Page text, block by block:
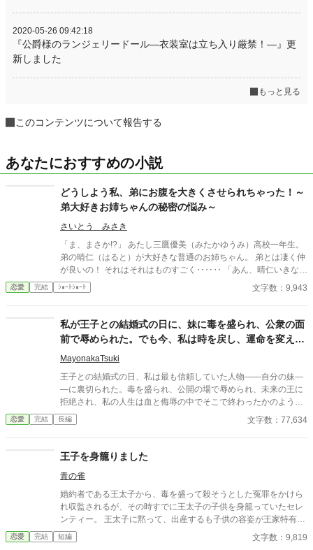
2020-05-26 09:42:18
『公爵様のランジェリードール―衣装室は立ち入り厳禁！―』更
新しました
もっと見る
このコンテンツについて報告する
あなたにおすすめの小説
どうしよう私、弟にお腹を大きくさせられちゃった！～
弟大好きお姉ちゃんの秘密の悩み～
さいとう みさき
「ま、まさか!?」 あたし三鷹優美（みたかゆうみ）高校一年生。
弟の晴仁（はると）が大好きな普通のお姉ちゃん。 弟とは凄く仲
が良いの！ それはそれはものすごく‥‥‥ 「あん、晴仁いきなり
そんなのお口に入らないよぉ～♡」 そんな関係のあたしたち。 で
もある日トイレであたしはアレが来そうなのになかなか来ないの
お腹が出て来てる!?」 お姉ちゃんの秘密の悩みです。
恋愛 完結 ｼｮｰﾄｼｮｰﾄ 文字数：9,943
私が王子との結婚式の日に、妹に毒を盛られ、公衆の面
前で辱められた。でも今、私は時を戻し、運命を変えに
来た。
MayonakaTsuki
王子との結婚式の日、私は最も信頼していた人物――自分の妹―
―に裏切られた。毒を盛られ、公開の場で辱められ、未来の王に
拒絶され、私の人生は血と侮辱の中でそこで終わったかのように
思えた。しかし、死が私を迎えたとき、不可能なことが起きた―
―私は同じ回廊で、祭壇の前で目を覚まし、あらゆる涙、嘘、そ
得た私は、ただ一つの使命を持つ――真実を突き止め、奪われた
ものを取り戻し、私を破滅させた者たちにその代償を払わせる。
もはや、何も以前のままではない。何も許されない。
恋愛 完結 長編 文字数：77,634
王子を身籠りました
青の雀
婚約者である王太子から、毒を盛って殺そうとした冤罪をかけら
れ収監されるが、その時すでに王太子の子供を身籠っていたセレ
ンティー。 王太子に黙って、出産するも子供の容姿が王家特有の
金髪金眼だった。 再び、王太子が毒を盛られ、死にかけた時、我
が子と対面するが…というお話。
恋愛 完結 短編 文字数：9,819